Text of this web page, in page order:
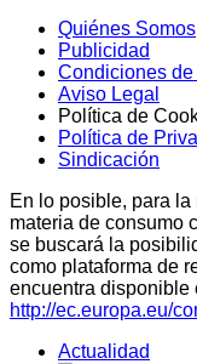
Quiénes Somos
Publicidad
Condiciones de
Aviso Legal
Política de
Política de
Sindicación
En lo posible, para
materia de consumo
se buscará la
como plataforma de
encuentra disponible
http://ec.europa.eu/
Actualidad